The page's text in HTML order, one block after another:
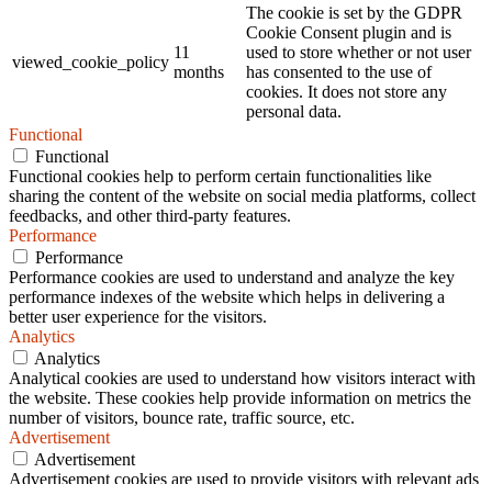
viewed_cookie_policy
11
months
The cookie is set by the GDPR
Cookie Consent plugin and is
used to store whether or not user
has consented to the use of
cookies. It does not store any
personal data.
Functional
Functional
Functional cookies help to perform certain functionalities like
sharing the content of the website on social media platforms, collect
feedbacks, and other third-party features.
Performance
Performance
Performance cookies are used to understand and analyze the key
performance indexes of the website which helps in delivering a
better user experience for the visitors.
Analytics
Analytics
Analytical cookies are used to understand how visitors interact with
the website. These cookies help provide information on metrics the
number of visitors, bounce rate, traffic source, etc.
Advertisement
Advertisement
Advertisement cookies are used to provide visitors with relevant ads